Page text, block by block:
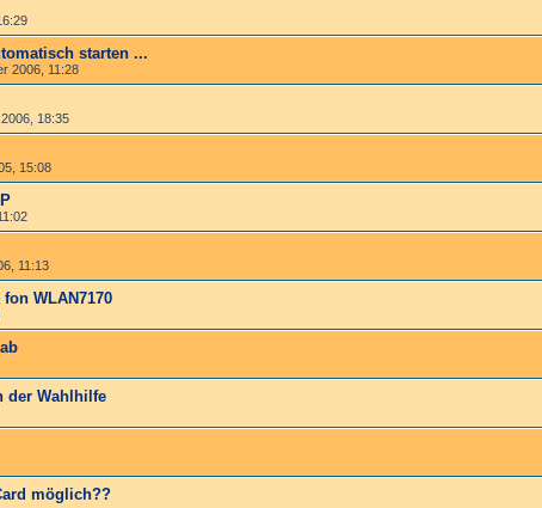
starten ...
2006, 11:28
18:35
15:08
11:13
WLAN7170
der Wahlhilfe
möglich??